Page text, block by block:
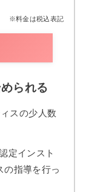
※料金は税込表記
られる
スの少人数
定インスト
の指導を行っ